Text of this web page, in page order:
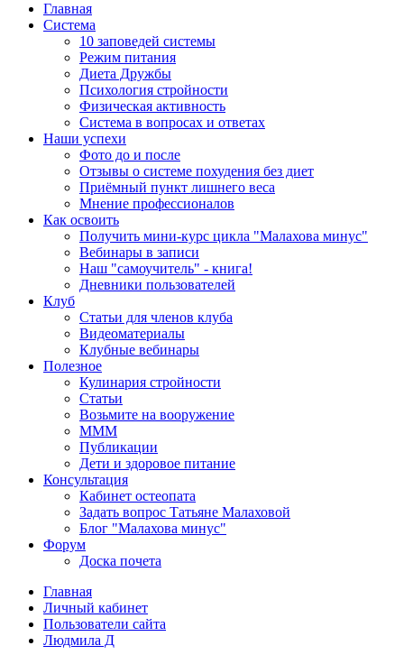
Главная
Система
10 заповедей системы
Режим питания
Диета Дружбы
Психология стройности
Физическая активность
Система в вопросах и ответах
Наши успехи
Фото до и после
Отзывы о системе похудения без диет
Приёмный пункт лишнего веса
Мнение профессионалов
Как освоить
Получить мини-курс цикла "Малахова минус"
Вебинары в записи
Наш "самоучитель" - книга!
Дневники пользователей
Клуб
Статьи для членов клуба
Видеоматериалы
Клубные вебинары
Полезное
Кулинария стройности
Статьи
Возьмите на вооружение
МММ
Публикации
Дети и здоровое питание
Консультация
Кабинет остеопата
Задать вопрос Татьяне Малаховой
Блог "Малахова минус"
Форум
Доска почета
Главная
Личный кабинет
Пользователи сайта
Людмила Д